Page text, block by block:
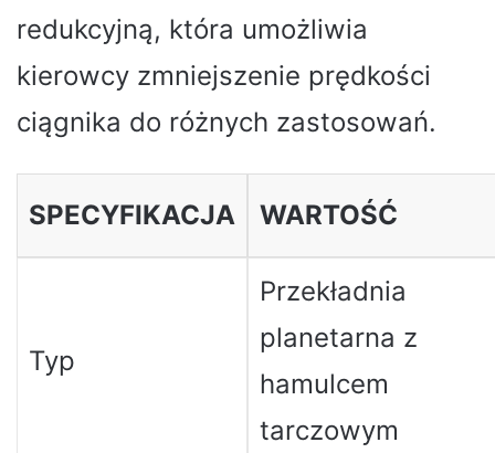
redukcyjną, która umożliwia
kierowcy zmniejszenie prędkości
ciągnika do różnych zastosowań.
SPECYFIKACJA WARTOŚĆ
Typ
Przekładnia
planetarna z
hamulcem
tarczowym